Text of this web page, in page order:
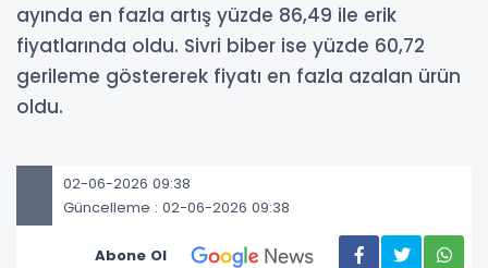
ayında en fazla artış yüzde 86,49 ile erik
fiyatlarında oldu. Sivri biber ise yüzde 60,72
gerileme göstererek fiyatı en fazla azalan ürün
oldu.
02-06-2026 09:38
Güncelleme : 02-06-2026 09:38
Abone Ol